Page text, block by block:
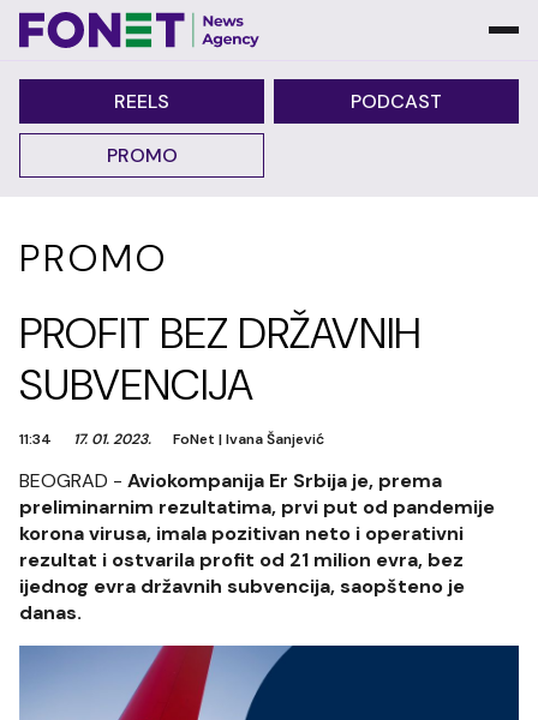
REELS PODCAST
PROMO
PROMO
PROFIT BEZ DRŽAVNIH
SUBVENCIJA
11:34 17. 01. 2023. FoNet |Ivana Šanjević
BEOGRAD - Aviokompanija Er Srbija je, prema
preliminarnim rezultatima, prvi put od pandemije
korona virusa, imala pozitivan neto i operativni
rezultat i ostvarila profit od 21 milion evra, bez
ijednog evra državnih subvencija, saopšteno je
danas.